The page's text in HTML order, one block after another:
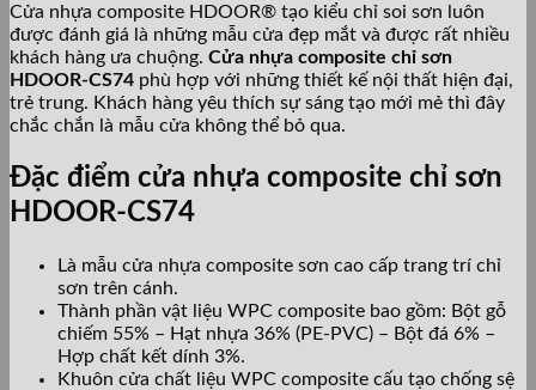
Cửa nhựa composite HDOOR® tạo kiểu chỉ soi sơn luôn
được đánh giá là những mẫu cửa đẹp mắt và được rất nhiều
khách hàng ưa chuộng. Cửa nhựa composite chỉ sơn
HDOOR-CS74 phù hợp với những thiết kế nội thất hiện đại,
trẻ trung. Khách hàng yêu thích sự sáng tạo mới mẻ thì đây
chắc chắn là mẫu cửa không thể bỏ qua.
Đặc điểm cửa nhựa composite chỉ sơn
HDOOR-CS74
Là mẫu cửa nhựa composite sơn cao cấp trang trí chỉ
sơn trên cánh.
Thành phần vật liệu WPC composite bao gồm: Bột gỗ
chiếm 55% – Hạt nhựa 36% (PE-PVC) – Bột đá 6% –
Hợp chất kết dính 3%.
Khuôn cửa chất liệu WPC composite cấu tạo chống sệ